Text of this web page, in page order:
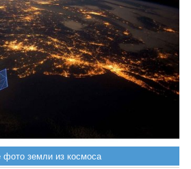
фото земли из космоса